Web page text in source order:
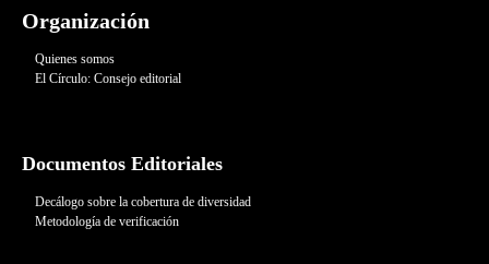
Organización
Quienes somos
El Círculo: Consejo editorial
Documentos Editoriales
Decálogo sobre la cobertura de diversidad
Metodología de verificación